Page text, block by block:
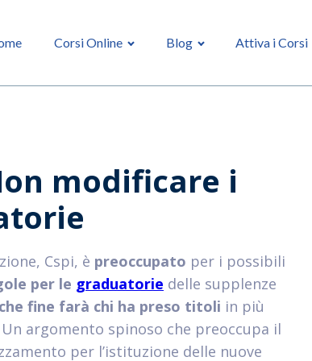
Corsi Online Blog Attiva i Corsi
modificare i
Cspi, è preoccupato per i possibili
per le graduatorie delle supplenze
che fine farà chi ha preso titoli in più
argomento spinoso che preoccupa il
per l’istituzione delle nuove